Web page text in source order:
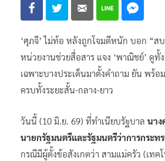
‘ศุภจี’ ไม่ท้อ หลังถูกโจมตีหนัก บอก “ส
หน่วยงานช่วยสื่อสาร แจง ‘พาณิชย์’ ดู
เฉพาะบางประเด็นมาตั้งคำถาม ยัน พร้อ
ครบทั้งระยะสั้น-กลาง-ยาว
วันนี้ (10 มิ.ย. 69) ที่ทำเนียบรัฐบาล นาง
นายกรัฐมนตรีและรัฐมนตรีว่าการกระท
กรณีมีผู้ตั้งข้อสังเกตว่า สามแม่ครัว (เทค